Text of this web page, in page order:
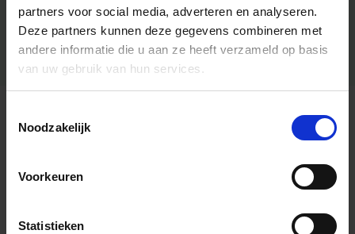
partners voor social media, adverteren en analyseren.
Deze partners kunnen deze gegevens combineren met
andere informatie die u aan ze heeft verzameld op basis
van uw gebruik van hun services.
Noodzakelijk
Voorkeuren
Statistieken
Algemene informatie